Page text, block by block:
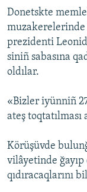
Donetskte
prezidenti
siniñ sabasına
oldılar.
«Bizler iyünniñ
ateş toqtatılması
Körüşüvde
vilâyetinde
qıdıracaqlarını